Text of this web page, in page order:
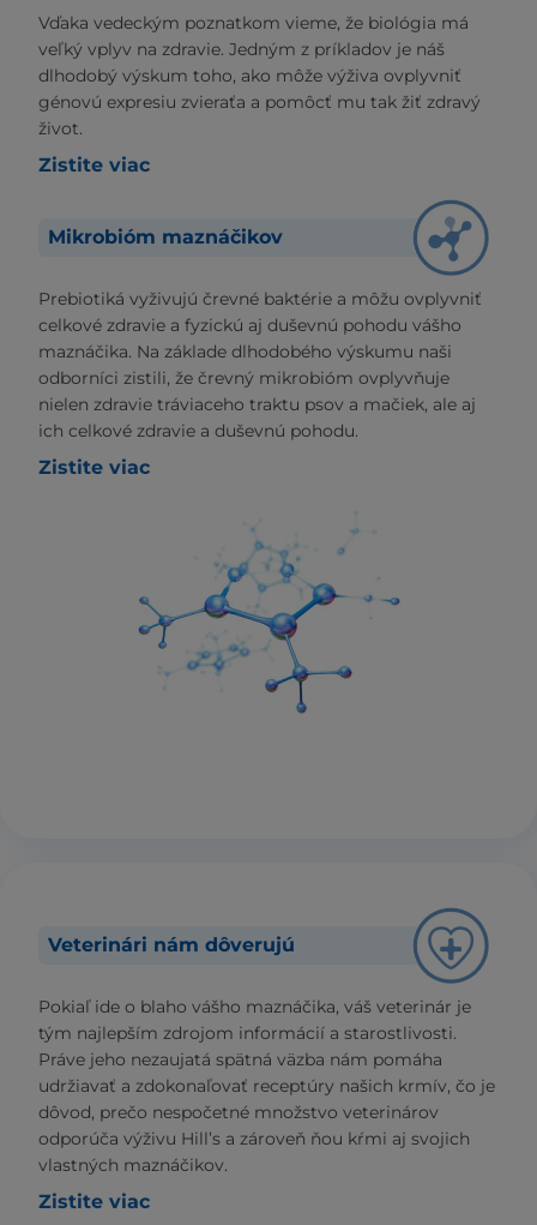
Vďaka vedeckým poznatkom vieme, že biológia má
veľký vplyv na zdravie. Jedným z príkladov je náš
dlhodobý výskum toho, ako môže výživa ovplyvniť
génovú expresiu zvieraťa a pomôcť mu tak žiť zdravý
život.
Zistite viac
Mikrobióm maznáčikov
Prebiotiká vyživujú črevné baktérie a môžu ovplyvniť
celkové zdravie a fyzickú aj duševnú pohodu vášho
maznáčika. Na základe dlhodobého výskumu naši
odborníci zistili, že črevný mikrobióm ovplyvňuje
nielen zdravie tráviaceho traktu psov a mačiek, ale aj
ich celkové zdravie a duševnú pohodu.
Zistite viac
Veterinári nám dôverujú
Pokiaľ ide o blaho vášho maznáčika, váš veterinár je
tým najlepším zdrojom informácií a starostlivosti.
Práve jeho nezaujatá spätná väzba nám pomáha
udržiavať a zdokonaľovať receptúry našich krmív, čo je
dôvod, prečo nespočetné množstvo veterinárov
odporúča výživu Hill’s a zároveň ňou kŕmi aj svojich
vlastných maznáčikov.
Zistite viac